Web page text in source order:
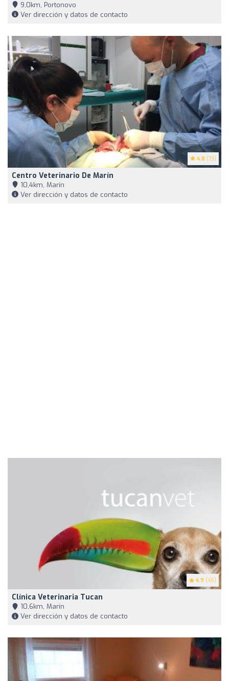
9,0km, Portonovo
Ver dirección y datos de contacto
4.8 (73)
Centro Veterinario De Marín
10,4km, Marín
Ver dirección y datos de contacto
4.9 (45)
Clínica Veterinaria Tucan
10,6km, Marín
Ver dirección y datos de contacto